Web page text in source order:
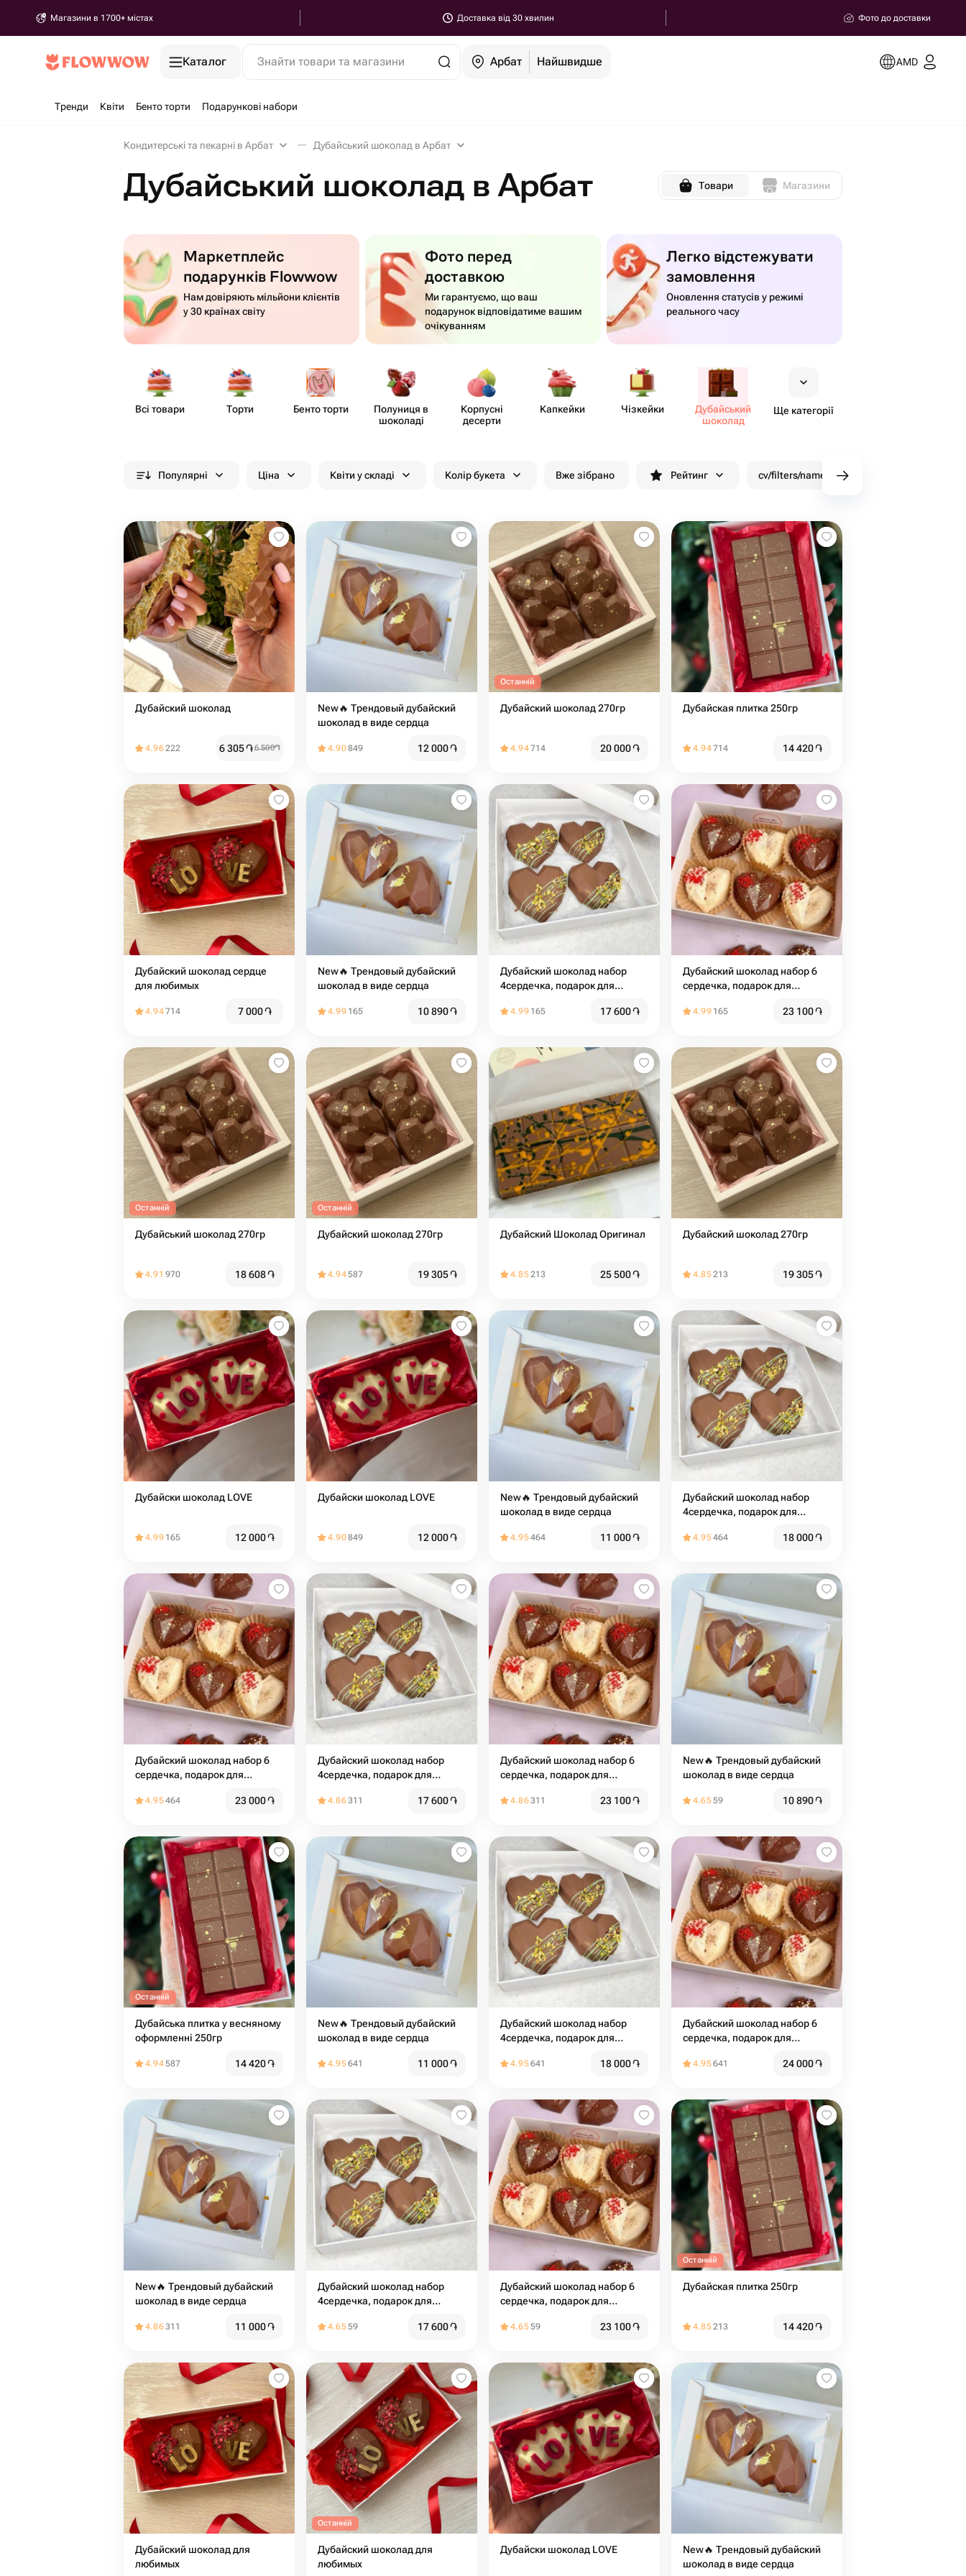
Магазини в 1700+ містах Доставка від 30 хвилин Фото до доставки
Каталог Знайти товари та магазини Арбат Найшвидше AMD
Тренди Квіти Бенто торти Подарункові набори
Кондитерські та пекарні в Арбат Дубайський шоколад в Арбат
Дубайський шоколад в Арбат Товари Магазини
Маркетплейс
подарунків Flowwow
Нам довіряють мільйони клієнтів
у 30 країнах світу
Фото перед
доставкою
Ми гарантуємо, що ваш
подарунок відповідатиме вашим
очікуванням
Легко відстежувати
замовлення
Оновлення статусів у режимі
реального часу
Всі товари Торти Бенто торти
Полуниця в
шоколаді
Корпусні
десерти
Капкейки Чізкейки
Дуба​йський
шоколад
Ще категорії
Популярні Ціна Квіти у складі Колір букета Вже зібрано Рейтинг cv/filters/name_fast_delivery
Дубайский шоколад
4.96222 6 305֏6 500֏
New🔥 Трендовый дубайский
шоколад в виде сердца
4.90849 12 000֏
Останній
Дубайский шоколад 270гр
4.94714 20 000֏
Дубайская плитка 250гр
4.94714 14 420֏
Дубайский шоколад сердце
для любимых
4.94714 7 000֏
New🔥 Трендовый дубайский
шоколад в виде сердца
4.99 165 10 890֏
Дубайский шоколад набор
4сердечка, подарок для
4.99 165 17 600֏
Дубайский шоколад набор 6
сердечка, подарок для
4.99 165 23 100֏
Останній
Дубайський шоколад 270гр
4.91 970 18 608֏
Останній
Дубайский шоколад 270гр
4.94587 19 305֏
Дубайский Шоколад Оригинал
4.85213 25 500֏
Дубайский шоколад 270гр
4.85213 19 305֏
Дубайски шоколад LOVE
4.99 165 12 000֏
Дубайски шоколад LOVE
4.90849 12 000֏
New🔥 Трендовый дубайский
шоколад в виде сердца
4.95464 11 000֏
Дубайский шоколад набор
4сердечка, подарок для
4.95464 18 000֏
Дубайский шоколад набор 6
сердечка, подарок для
4.95464 23 000֏
Дубайский шоколад набор
4сердечка, подарок для
4.86311 17 600֏
Дубайский шоколад набор 6
сердечка, подарок для
4.86311 23 100֏
New🔥 Трендовый дубайский
шоколад в виде сердца
4.6559 10 890֏
Останній
Дубайська плитка у весняному
оформленні 250гр
4.94587 14 420֏
New🔥 Трендовый дубайский
шоколад в виде сердца
4.95641 11 000֏
Дубайский шоколад набор
4сердечка, подарок для
4.95641 18 000֏
Дубайский шоколад набор 6
сердечка, подарок для
4.95641 24 000֏
New🔥 Трендовый дубайский
шоколад в виде сердца
4.86311 11 000֏
Дубайский шоколад набор
4сердечка, подарок для
4.6559 17 600֏
Дубайский шоколад набор 6
сердечка, подарок для
4.6559 23 100֏
Останній
Дубайская плитка 250гр
4.85213 14 420֏
Дубайский шоколад для
любимых
Останній
Дубайский шоколад для
любимых
Дубайски шоколад LOVE
New🔥 Трендовый дубайский
шоколад в виде сердца